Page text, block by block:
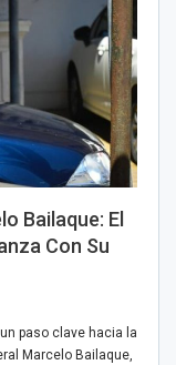
Bailaque: El
Con Su
paso clave hacia la
Marcelo Bailaque,